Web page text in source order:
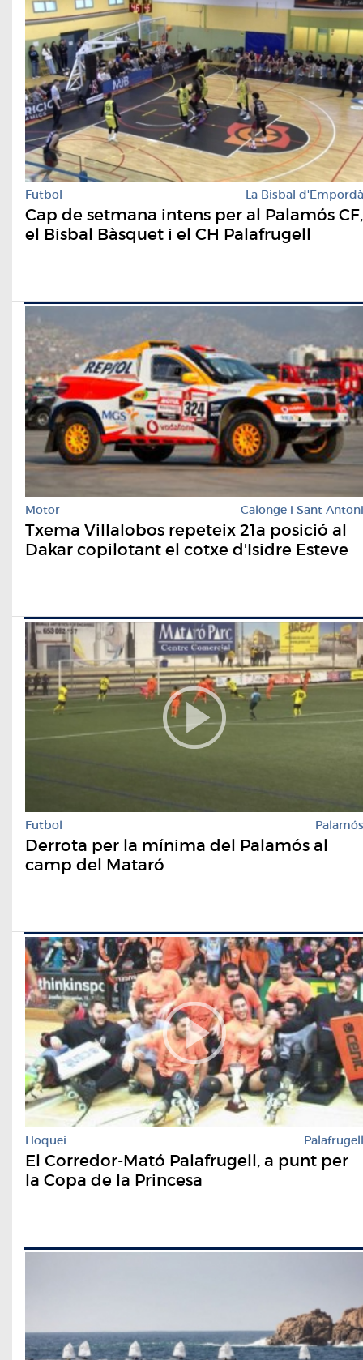
Futbol La Bisbal d'Empordà
Cap de setmana intens per al Palamós CF,
el Bisbal Bàsquet i el CH Palafrugell
Motor Calonge i Sant Antoni
Txema Villalobos repeteix 21a posició al
Dakar copilotant el cotxe d'Isidre Esteve
Futbol Palamós
Derrota per la mínima del Palamós al
camp del Mataró
Hoquei Palafrugell
El Corredor-Mató Palafrugell, a punt per
la Copa de la Princesa